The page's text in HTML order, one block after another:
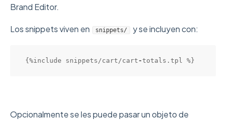
Brand Editor.
Los snippets viven en snippets/ y se incluyen con:
{%include snippets/cart/cart -totals.tpl %}
Opcionalmente se les puede pasar un objeto de